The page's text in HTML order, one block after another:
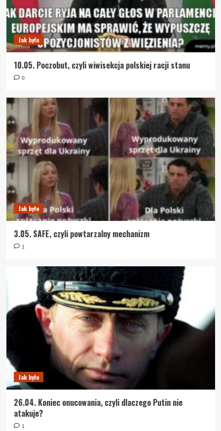
Jak było
10.05. Poczobut, czyli wiwisekcja polskiej racji stanu
0
Jak było
3.05. SAFE, czyli powtarzalny mechanizm
1
Jak było
26.04. Koniec onucowania, czyli dlaczego Putin nie
atakuje?
1